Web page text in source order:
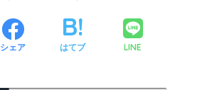
シェア はてブ LINE